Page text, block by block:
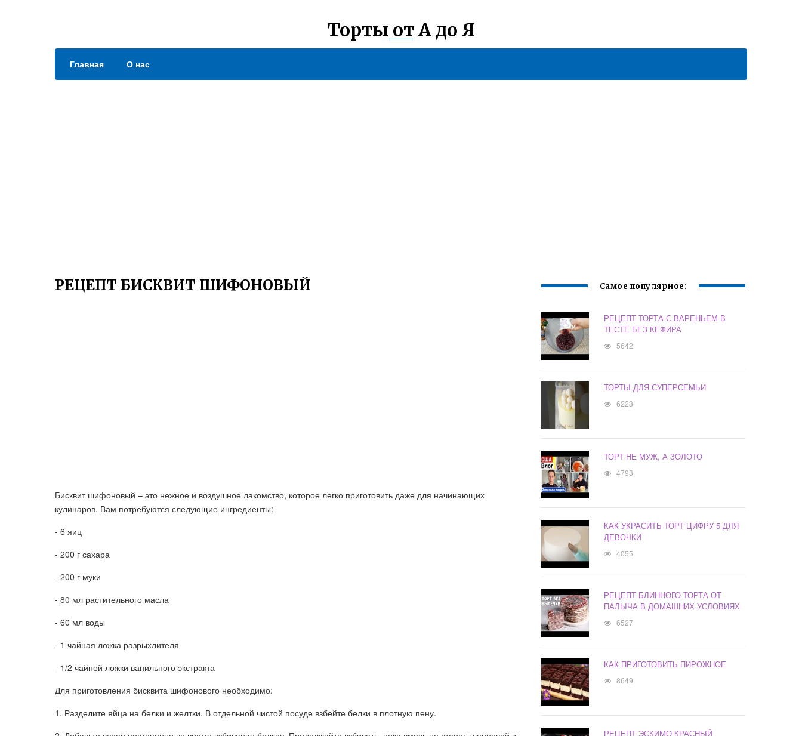
Торты от А до Я
Главная О нас
РЕЦЕПТ БИСКВИТ ШИФОНОВЫЙ
Бисквит шифоновый – это нежное и воздушное лакомство, которое легко приготовить даже для начинающих
кулинаров. Вам потребуются следующие ингредиенты:
- 6 яиц
- 200 г сахара
- 200 г муки
- 80 мл растительного масла
- 60 мл воды
- 1 чайная ложка разрыхлителя
- 1/2 чайной ложки ванильного экстракта
Для приготовления бисквита шифонового необходимо:
1. Разделите яйца на белки и желтки. В отдельной чистой посуде взбейте белки в плотную пену.
Самое популярное:
РЕЦЕПТ ТОРТА С ВАРЕНЬЕМ В
ТЕСТЕ БЕЗ КЕФИРА
5642
ТОРТЫ ДЛЯ СУПЕРСЕМЬИ
6223
ТОРТ НЕ МУЖ, А ЗОЛОТО
4793
КАК УКРАСИТЬ ТОРТ ЦИФРУ 5 ДЛЯ
ДЕВОЧКИ
4055
РЕЦЕПТ БЛИННОГО ТОРТА ОТ
ПАЛЫЧА В ДОМАШНИХ УСЛОВИЯХ
6527
КАК ПРИГОТОВИТЬ ПИРОЖНОЕ
8649
РЕЦЕПТ ЭСКИМО КРАСНЫЙ